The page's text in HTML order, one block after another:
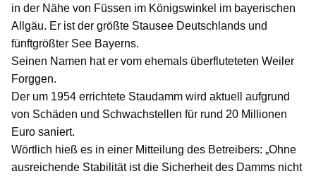
in der Nähe von Füssen im Königswinkel im bayerischen
Allgäu. Er ist der größte Stausee Deutschlands und
fünftgrößter See Bayerns.
Seinen Namen hat er vom ehemals überfluteteten Weiler
Forggen.
Der um 1954 errichtete Staudamm wird aktuell aufgrund
von Schäden und Schwachstellen für rund 20 Millionen
Euro saniert.
Wörtlich hieß es in einer Mitteilung des Betreibers: „Ohne
ausreichende Stabilität ist die Sicherheit des Damms nicht